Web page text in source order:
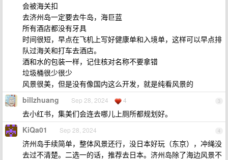
会被海关扣
去济州岛一定要去牛岛，海巨蓝
所有酒店都没有牙具
时间很短，早点在飞机上写好健康单和入境单，这样可以早点排
队过海关和打车去酒店。
酒和水的包装一样，记住核对名称不要拿错
垃圾桶很少很少
风景很美，但是没有像国内这么开发，就是纯看风景的
3
billzhuang Sep 28, 2024 4
去小红书，集美们会连去哪儿上厕所都规划好。
4
KiQa01 Sep 28, 2024
济州岛手续简单，整体风景还行，没日本好玩（东京），冲绳没
去过不清楚。二选一的话，推荐去日本。济州岛除了海边风景不